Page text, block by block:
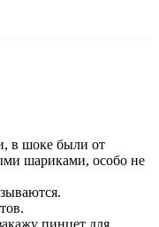
в шоке были от
шариками, особо не
пинцет для